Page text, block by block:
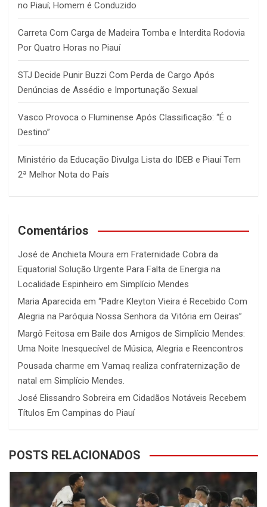
no Piauí; Homem é Conduzido
Carreta Com Carga de Madeira Tomba e Interdita Rodovia
Por Quatro Horas no Piauí
STJ Decide Punir Buzzi Com Perda de Cargo Após
Denúncias de Assédio e Importunação Sexual
Vasco Provoca o Fluminense Após Classificação: “É o
Destino”
Ministério da Educação Divulga Lista do IDEB e Piauí Tem
2ª Melhor Nota do País
Comentários
José de Anchieta Moura em Fraternidade Cobra da
Equatorial Solução Urgente Para Falta de Energia na
Localidade Espinheiro em Simplício Mendes
Maria Aparecida em “Padre Kleyton Vieira é Recebido Com
Alegria na Paróquia Nossa Senhora da Vitória em Oeiras”
Margô Feitosa em Baile dos Amigos de Simplício Mendes:
Uma Noite Inesquecível de Música, Alegria e Reencontros
Pousada charme em Vamaq realiza confraternização de
natal em Simplício Mendes.
José Elissandro Sobreira em Cidadãos Notáveis Recebem
Títulos Em Campinas do Piauí
POSTS RELACIONADOS